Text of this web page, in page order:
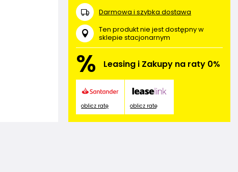
Darmowa i szybka dostawa
Ten produkt nie jest dostępny w
sklepie stacjonarnym
% Leasing i Zakupy na raty 0%
oblicz ratę oblicz ratę